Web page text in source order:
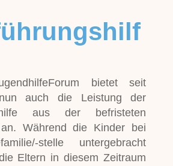
bietet seit
auch die Leistung der
aus der befristeten
an. Während die Kinder bei
stelle untergebracht
Eltern in diesem Zeitraum